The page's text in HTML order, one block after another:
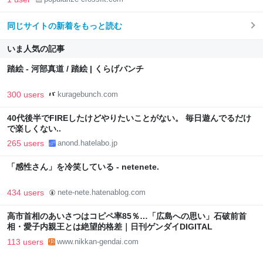
同じサイトの新着をもっと読む
いま人気の記事
踏絵 - 河部真道 / 踏絵 | くらげバンチ
300 users kuragebunch.com
40代後半でFIREしたけどやりたいことがない。 毎日遊んでるだけ
で楽しくない..
265 users anond.hatelabo.jp
「感性さん」を冷笑している - netenete.
434 users nete-nete.hatenablog.com
高市首相のあいさつはコピペ率85％…「広島への思い」石破前首
相・愛子内親王とは絶望的格差｜日刊ゲンダイDIGITAL
113 users www.nikkan-gendai.com